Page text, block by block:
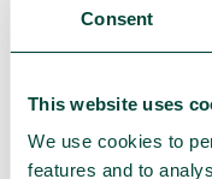
Consent
This website uses
We use cookies to
features and to
Surffaa
Suojaa käyttäjät
useimmilta